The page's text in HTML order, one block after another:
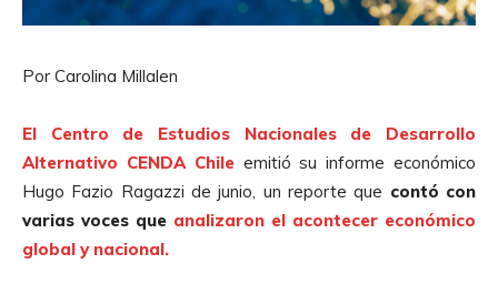
Por Carolina Millalen
El Centro de Estudios Nacionales de Desarrollo
Alternativo CENDA Chileemitió su informe económico
Hugo Fazio Ragazzi de junio, un reporte que contó con
varias voces que analizaron el acontecer económico
global y nacional.